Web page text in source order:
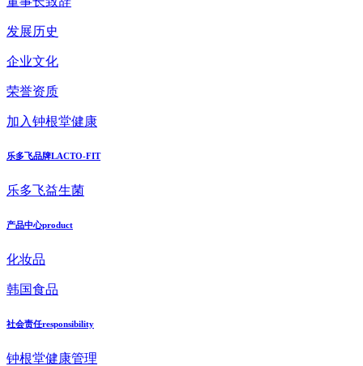
发展历史
企业文化
荣誉资质
加入钟根堂健康
乐多飞品牌LACTO-FIT
乐多飞益生菌
产品中心product
化妆品
韩国食品
社会责任responsibility
钟根堂健康管理